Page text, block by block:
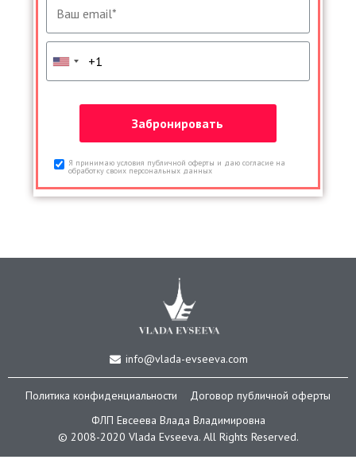
Я принимаю условия публичной оферты и даю согласие на
обработку своих персональных данных
info@vlada-evseeva.com
Политика конфиденциальности
Договор публичной оферты
ФЛП Евсеева Влада Владимировна
© 2008-2020 Vlada Еvseeva. All Rights Reserved.